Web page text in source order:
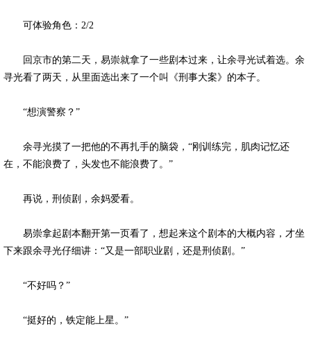
可体验角色：2/2
回京市的第二天，易崇就拿了一些剧本过来，让余寻光试着选。余
寻光看了两天，从里面选出来了一个叫《刑事大案》的本子。
“想演警察？”
余寻光摸了一把他的不再扎手的脑袋，“刚训练完，肌肉记忆还
在，不能浪费了，头发也不能浪费了。”
再说，刑侦剧，余妈爱看。
易崇拿起剧本翻开第一页看了，想起来这个剧本的大概内容，才坐
下来跟余寻光仔细讲：“又是一部职业剧，还是刑侦剧。”
“不好吗？”
“挺好的，铁定能上星。”